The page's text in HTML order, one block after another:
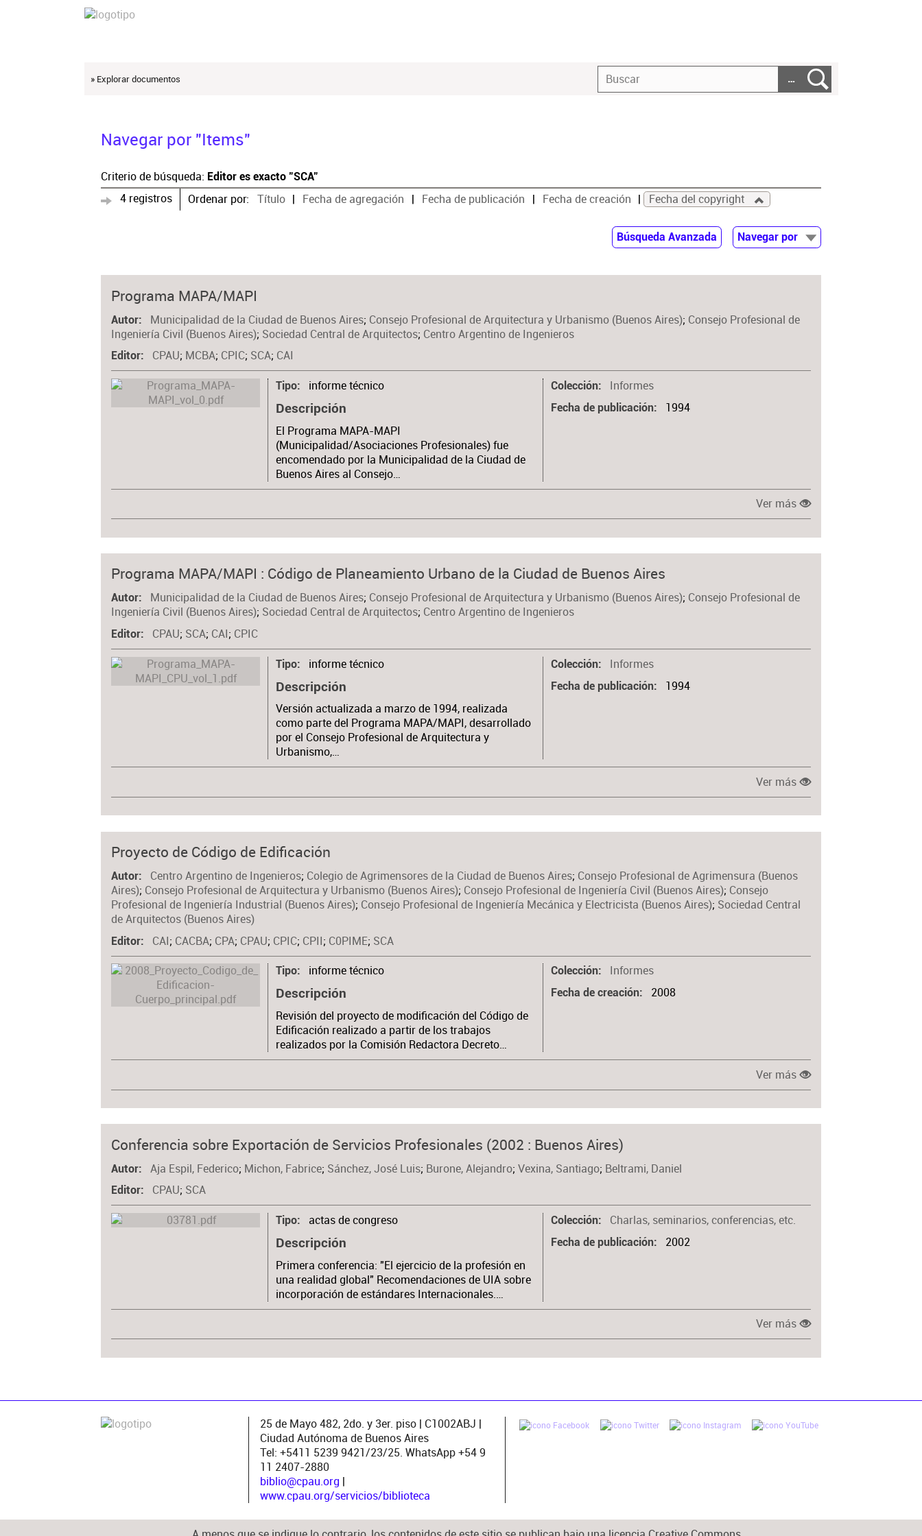
» Explorar documentos …
Navegar por "Items"
Criterio de búsqueda: Editor es exacto "SCA"
4 registros Ordenar por: Título Fecha de agregación Fecha de publicación Fecha de creación Fecha del copyright
Búsqueda Avanzada
Navegar por
Materia
Programa MAPA/MAPI
Autor Municipalidad de la Ciudad de Buenos Aires; Consejo Profesional de Arquitectura y Urbanismo (Buenos Aires); Consejo Profesional de
Ingeniería Civil (Buenos Aires); Sociedad Central de Arquitectos; Centro Argentino de Ingenieros
Editor CPAU; MCBA; CPIC; SCA; CAI
Tipo informe técnico
Descripción
El Programa MAPA-MAPI
(Municipalidad/Asociaciones Profesionales) fue
encomendado por la Municipalidad de la Ciudad de
Buenos Aires al Consejo…
Colección Informes
Fecha de publicación 1994
Ver más
Programa MAPA/MAPI : Código de Planeamiento Urbano de la Ciudad de Buenos Aires
Autor Municipalidad de la Ciudad de Buenos Aires; Consejo Profesional de Arquitectura y Urbanismo (Buenos Aires); Consejo Profesional de
Ingeniería Civil (Buenos Aires); Sociedad Central de Arquitectos; Centro Argentino de Ingenieros
Editor CPAU; SCA; CAI; CPIC
Tipo informe técnico
Descripción
Versión actualizada a marzo de 1994, realizada
como parte del Programa MAPA/MAPI, desarrollado
por el Consejo Profesional de Arquitectura y
Urbanismo,…
Colección Informes
Fecha de publicación 1994
Ver más
Proyecto de Código de Edificación
Autor Centro Argentino de Ingenieros; Colegio de Agrimensores de la Ciudad de Buenos Aires; Consejo Profesional de Agrimensura (Buenos
Aires); Consejo Profesional de Arquitectura y Urbanismo (Buenos Aires); Consejo Profesional de Ingeniería Civil (Buenos Aires); Consejo
Profesional de Ingeniería Industrial (Buenos Aires); Consejo Profesional de Ingeniería Mecánica y Electricista (Buenos Aires); Sociedad Central
de Arquitectos (Buenos Aires)
Editor CAI; CACBA; CPA; CPAU; CPIC; CPII; C0PIME; SCA
Tipo informe técnico
Descripción
Revisión del proyecto de modificación del Código de
Edificación realizado a partir de los trabajos
realizados por la Comisión Redactora Decreto…
Colección Informes
Fecha de creación 2008
Ver más
Conferencia sobre Exportación de Servicios Profesionales (2002 : Buenos Aires)
Autor Aja Espil, Federico; Michon, Fabrice; Sánchez, José Luis; Burone, Alejandro;Vexina, Santiago; Beltrami, Daniel
Editor CPAU; SCA
Tipo actas de congreso
Descripción
Primera conferencia: "El ejercicio de la profesión en
una realidad global" Recomendaciones de UIA sobre
incorporación de estándares Internacionales.…
Colección Charlas, seminarios, conferencias, etc.
Fecha de publicación 2002
Ver más
25 de Mayo 482, 2do. y 3er. piso | C1002ABJ |
Ciudad Autónoma de Buenos Aires
Tel: +5411 5239 9421/23/25. WhatsApp +54 9
11 2407-2880
biblio@cpau.org |
www.cpau.org/servicios/biblioteca